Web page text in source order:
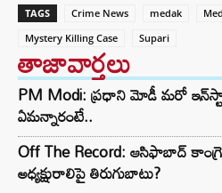
TAGS Crime News medak
Mystery Killing Case
Supari
తాజావార్తలు
PM Modi: ప్రధాని మోడీ మరో
ఏమన్నారంటే..
Off The Record: ఆసిఫాబాద్
అధ్యక్షురాలిపై తిరుగుబాటు?